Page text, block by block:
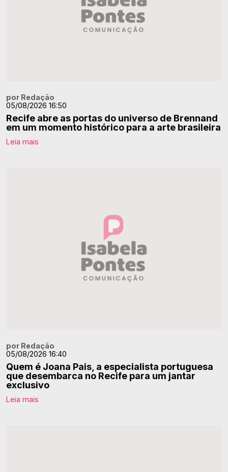
por Redação
05/08/2026 16:50
Recife abre as portas do universo de Brennand
em um momento histórico para a arte brasileira
Leia mais
por Redação
05/08/2026 16:40
Quem é Joana Pais, a especialista portuguesa
que desembarca no Recife para um jantar
exclusivo
Leia mais